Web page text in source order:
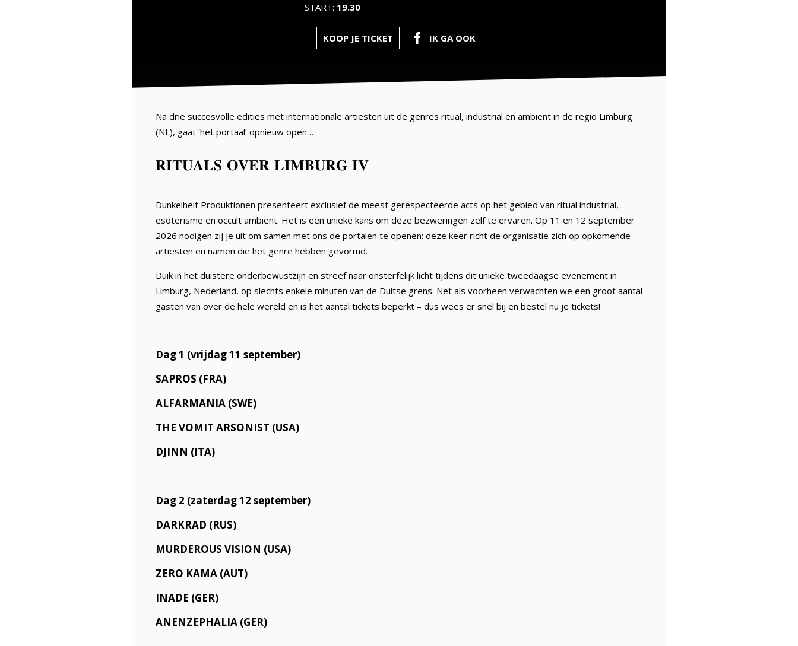
START: 19.30
KOOP JE TICKET IK GA OOK
Na drie succesvolle edities met internationale artiesten uit de genres ritual, industrial en ambient in de regio Limburg
(NL), gaat ‘het portaal’ opnieuw open…
𝐑𝐈𝐓𝐔𝐀𝐋𝐒 𝐎𝐕𝐄𝐑 𝐋𝐈𝐌𝐁𝐔𝐑𝐆 𝐈𝐕
Dunkelheit Produktionen presenteert exclusief de meest gerespecteerde acts op het gebied van ritual industrial,
esoterisme en occult ambient. Het is een unieke kans om deze bezweringen zelf te ervaren. Op 11 en 12 september
2026 nodigen zij je uit om samen met ons de portalen te openen: deze keer richt de organisatie zich op opkomende
artiesten en namen die het genre hebben gevormd.
Duik in het duistere onderbewustzijn en streef naar onsterfelijk licht tijdens dit unieke tweedaagse evenement in
Limburg, Nederland, op slechts enkele minuten van de Duitse grens. Net als voorheen verwachten we een groot aantal
gasten van over de hele wereld en is het aantal tickets beperkt – dus wees er snel bij en bestel nu je tickets!
Dag 1 (vrijdag 11 september)
SAPROS (FRA)
ALFARMANIA (SWE)
THE VOMIT ARSONIST (USA)
DJINN (ITA)
Dag 2 (zaterdag 12 september)
DARKRAD (RUS)
MURDEROUS VISION (USA)
ZERO KAMA (AUT)
INADE (GER)
ANENZEPHALIA (GER)